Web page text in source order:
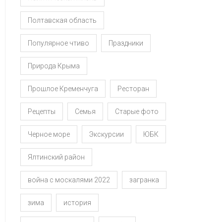
Полтавская область
Популярное чтиво Праздники
Природа Крыма
Прошлое Кременчуга Ресторан
Рецепты Семья Старые фото
Черное море Экскурсии ЮБК
Ялтинский район
война с москалями 2022 загранка
зима история